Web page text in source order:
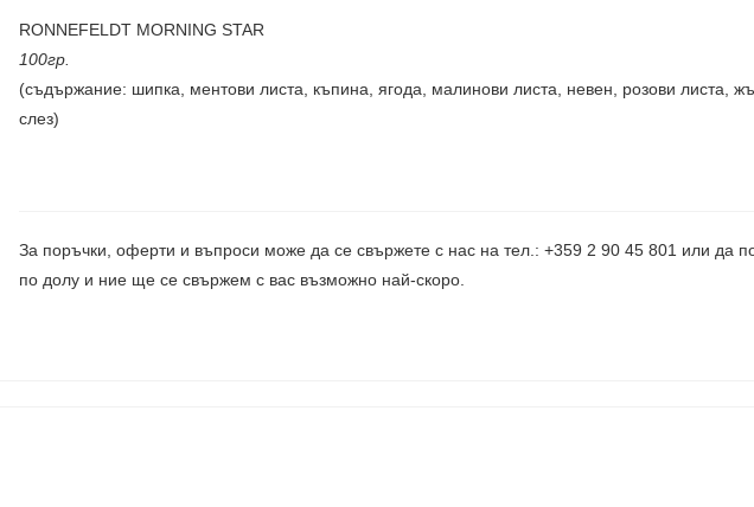
RONNEFELDT MORNING STAR
100гр.
(съдържание: шипка, ментови листа, къпина, ягода, малинови листа, невен, розови листа,
слез)
За поръчки, оферти и въпроси може да се свържете с нас на тел.: +359 2 90 45 801 или да
по долу и ние ще се свържем с вас възможно най-скоро.